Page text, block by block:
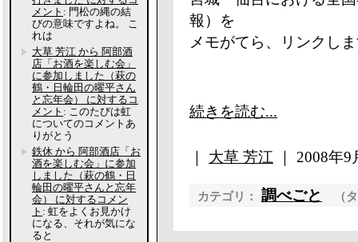
報）を
メモがてら、リンクし
続きを読む...
大草 芳江 ｜ 2008年
カテゴリ： 調べごと （
メント : 門松の縄の結
びの意味ですよね。 こ
れは
大草 芳江 から 阿部酒
店「お酒を楽しむ会」
に参加しました（萩の
鶴・日輪田の曜平さん
と忘年会） に対するコ
メント : このたびは虹
についてのコメントあ
りがとう
鉄休 から 阿部酒店「お
酒を楽しむ会」に参加
しました（萩の鶴・日
輪田の曜平さんと忘年
会） に対するコメン
ト : 虹をよくお見かけ
になる、それが気にな
ると